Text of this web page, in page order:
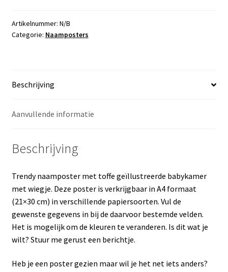
Artikelnummer: N/B
Categorie: Naamposters
Beschrijving
Aanvullende informatie
Beschrijving
Trendy naamposter met toffe geïllustreerde babykamer
met wiegje. Deze poster is verkrijgbaar in A4 formaat
(21×30 cm) in verschillende papiersoorten. Vul de
gewenste gegevens in bij de daarvoor bestemde velden.
Het is mogelijk om de kleuren te veranderen. Is dit wat je
wilt? Stuur me gerust een berichtje.
Heb je een poster gezien maar wil je het net iets anders?